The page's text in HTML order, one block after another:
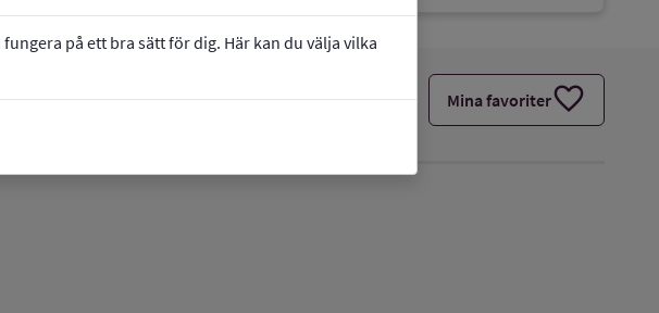
på ett bra sätt för dig. Här kan du välja vilka
Mina favoriterfavorite